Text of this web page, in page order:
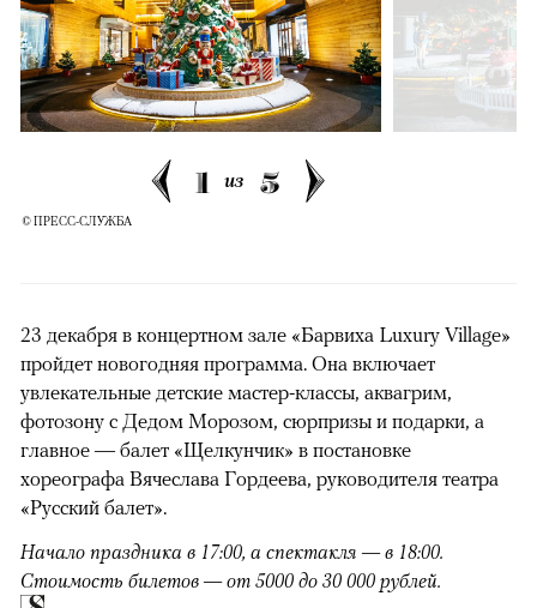
1 из 5
© ПРЕСС-СЛУЖБА
23 декабря в концертном зале «Барвиха Luxury Village»
пройдет новогодняя программа. Она включает
увлекательные детские мастер-классы, аквагрим,
фотозону с Дедом Морозом, сюрпризы и подарки, а
главное — балет «Щелкунчик» в постановке
хореографа Вячеслава Гордеева, руководителя театра
«Русский балет».
Начало праздника в 17:00, а спектакля — в 18:00.
Стоимость билетов — от 5000 до 30 000 рублей.